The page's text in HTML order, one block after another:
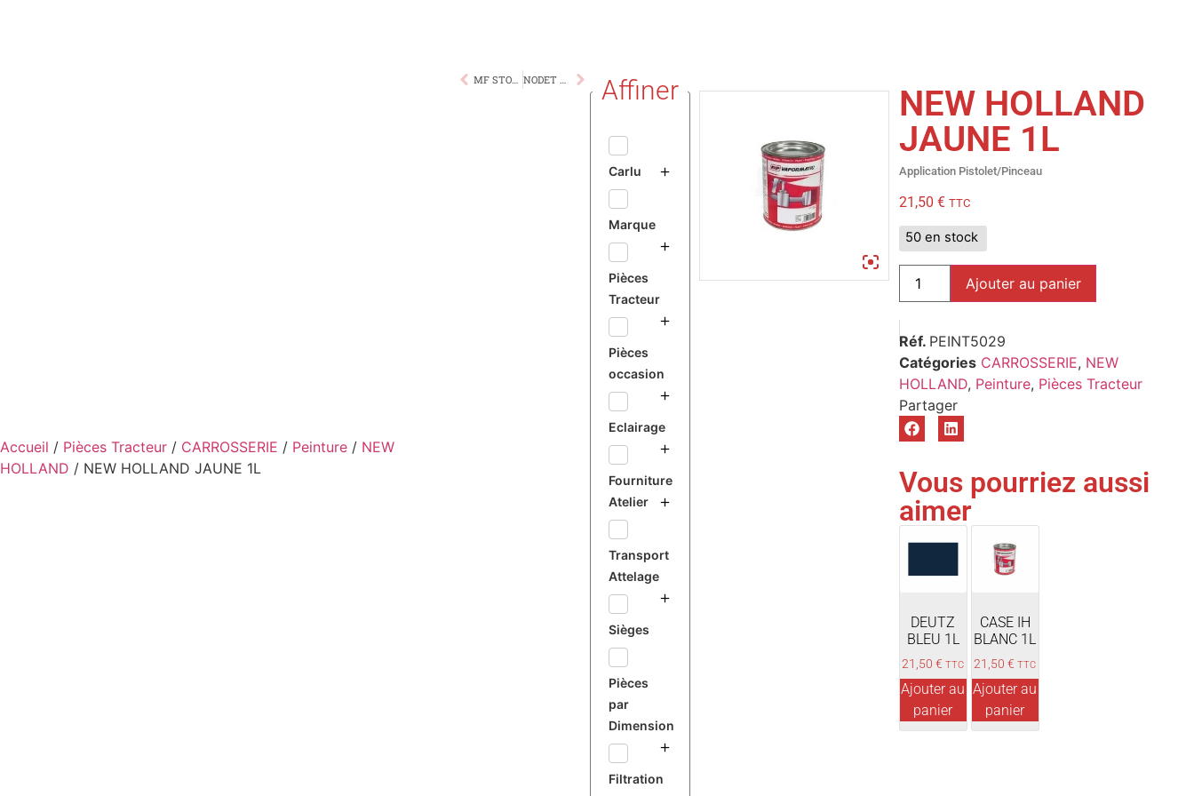
Accueil / Pièces Tracteur / CARROSSERIE / Peinture / NEW
HOLLAND / NEW HOLLAND JAUNE 1L
MF STONELEIGH GRIS 1L Affiner
Carlu
Marque
Pièces
Tracteur
Pièces
occasion
Eclairage
Fourniture
Atelier
Transport
Attelage
Sièges
Pièces
par
Dimension
Filtration
NEW HOLLAND
JAUNE 1L
Application Pistolet/Pinceau
21,50 € TTC
50 en stock
Ajouter au panier
Réf. PEINT5029
Catégories CARROSSERIE, NEW
HOLLAND, Peinture, Pièces Tracteur
Vous pourriez aussi
aimer
DEUTZ
BLEU 1L
21,50€ TTC
Ajouter au
panier
CASE IH
BLANC 1L
21,50€ TTC
Ajouter au
panier